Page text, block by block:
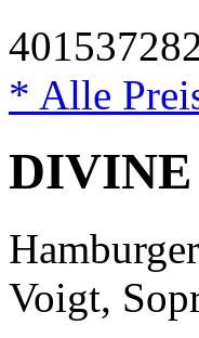
* Alle
DIVINE
Voigt,